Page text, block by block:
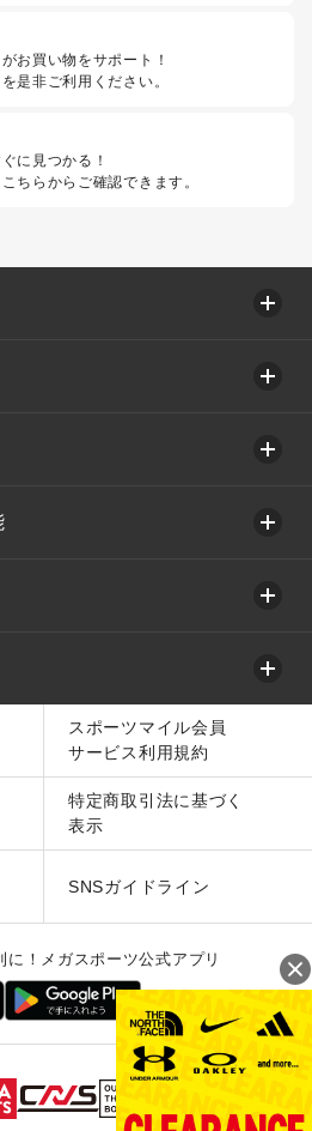
お買い物をサポート！
是非ご利用ください。
に見つかる！
ちらからご確認できます。
スポーツマイル会員
サービス利用規約
特定商取引法に基づく
表示
SNSガイドライン
に！メガスポーツ公式アプリ